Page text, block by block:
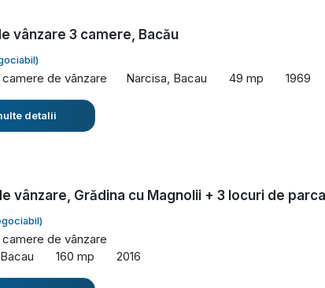
vânzare 3 camere, Bacău
de vânzare Narcisa, Bacau 49 mp 1969
detalii
vânzare, Grădina cu Magnolii + 3 locuri de
de vânzare
160 mp 2016